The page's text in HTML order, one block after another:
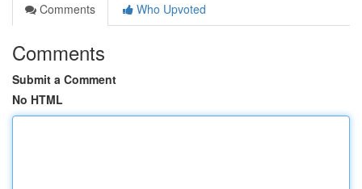
Comments
Who Upvoted
Comments
Submit a Comment
No HTML